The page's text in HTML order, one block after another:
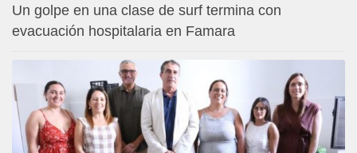
Un golpe en una clase de surf termina con
evacuación hospitalaria en Famara